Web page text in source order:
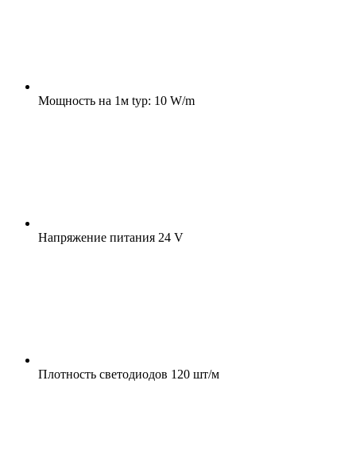
Мощность на 1м typ: 10 W/m
Напряжение питания 24 V
Плотность светодиодов 120 шт/м